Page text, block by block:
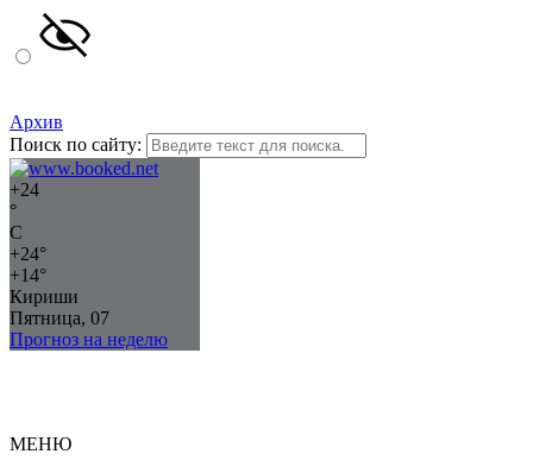
Архив
Поиск по сайту:
+24
°
C
+24°
+14°
Кириши
Пятница, 07
Прогноз на неделю
МЕНЮ